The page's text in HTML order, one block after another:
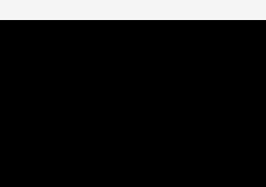
Οι βάσεις είναι αρκετά